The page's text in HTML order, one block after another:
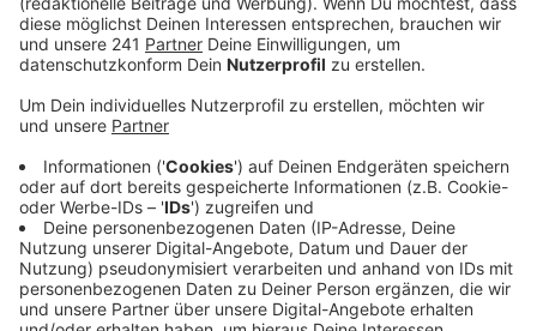
Anzeige
kleinen Gäste mit spannenden Spielen. Ab 16 Uhr
startet das Warm-Up vom Aqua-Kino. Aus drei Filmen
können sich die Zuschauer einen aussuchen. Und dann
auch im Schwimmbecken schauen. Wer es etwas
entspannter mag, für den öffnet die Saunalandschaft.
Zum 25. Geburtstag werden die schönsten Sauna-